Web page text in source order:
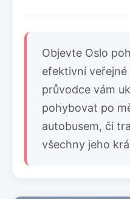
Objevte Oslo
efektivní
průvodce vám
pohybovat po
autobusem, či
všechny jeho